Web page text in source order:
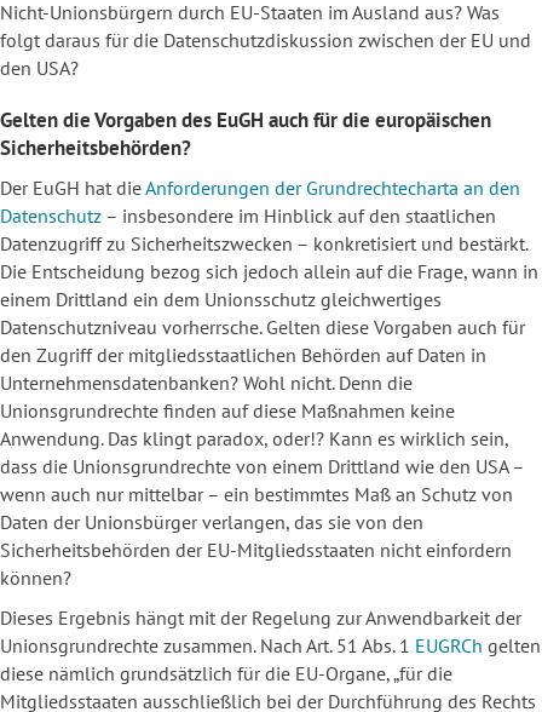
Nicht-Unionsbürgern durch EU-Staaten im Ausland aus? Was
folgt daraus für die Datenschutzdiskussion zwischen der EU und
den USA?
Gelten die Vorgaben des EuGH auch für die europäischen
Sicherheitsbehörden?
Der EuGH hat dieAnforderungen der Grundrechtecharta an den
Datenschutz – insbesondere im Hinblick auf den staatlichen
Datenzugriff zu Sicherheitszwecken – konkretisiert und bestärkt.
Die Entscheidung bezog sich jedoch allein auf die Frage, wann in
einem Drittland ein dem Unionsschutz gleichwertiges
Datenschutzniveau vorherrsche. Gelten diese Vorgaben auch für
den Zugriff der mitgliedsstaatlichen Behörden auf Daten in
Unternehmensdatenbanken? Wohl nicht. Denn die
Unionsgrundrechte finden auf diese Maßnahmen keine
Anwendung. Das klingt paradox, oder!? Kann es wirklich sein,
dass die Unionsgrundrechte von einem Drittland wie den USA –
wenn auch nur mittelbar – ein bestimmtes Maß an Schutz von
Daten der Unionsbürger verlangen, das sie von den
Sicherheitsbehörden der EU-Mitgliedsstaaten nicht einfordern
können?
Dieses Ergebnis hängt mit der Regelung zur Anwendbarkeit der
Unionsgrundrechte zusammen. Nach Art. 51 Abs. 1 EUGRCh gelten
diese nämlich grundsätzlich für die EU-Organe, „für die
Mitgliedsstaaten ausschließlich bei der Durchführung des Rechts